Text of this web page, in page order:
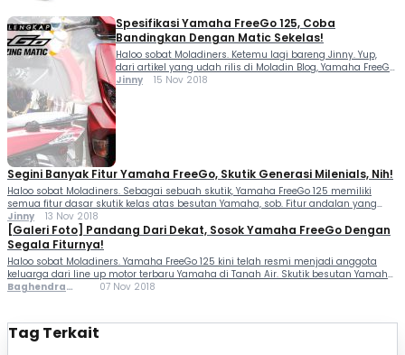
Spesifikasi Yamaha FreeGo 125, Coba
Bandingkan Dengan Matic Sekelas!
Haloo sobat Moladiners. Ketemu lagi bareng Jinny. Yup,
dari artikel yang udah rilis di Moladin Blog, Yamaha FreeGo
merupakan skutik model terbaru besutan Yamaha
Jinny 15 Nov 2018
Segini Banyak Fitur Yamaha FreeGo, Skutik Generasi Milenials, Nih!
Haloo sobat Moladiners. Sebagai sebuah skutik, Yamaha FreeGo 125 memiliki
semua fitur dasar skutik kelas atas besutan Yamaha, sob. Fitur andalan yang
biasanya terdapat pada skutik dengan kelas yang lebih tinggi, ternyata ada
pada FreeGo ini. Mau tau apa aja fitur Yamaha FreeGo ini? Yuk sama-sama kita
kupas lebih lanjut termasuk besaran harga Yamaha FreeGo di bawah […]
Jinny 13 Nov 2018
[Galeri Foto] Pandang Dari Dekat, Sosok Yamaha FreeGo Dengan
Segala Fiturnya!
Haloo sobat Moladiners. Yamaha FreeGo 125 kini telah resmi menjadi anggota
keluarga dari line up motor terbaru Yamaha di Tanah Air. Skutik besutan Yamaha
Indonesia ini dianggap menjadi kasta paling tinggi untuk skuter matik bermesin
Baghendra
07 Nov 2018
Tag Terkait